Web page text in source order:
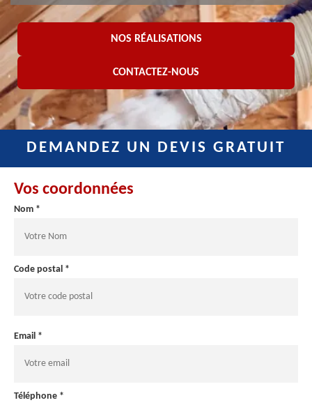
NOS RÉALISATIONS
CONTACTEZ-NOUS
DEMANDEZ UN DEVIS GRATUIT
Vos coordonnées
Nom *
Code postal *
Email *
Téléphone *